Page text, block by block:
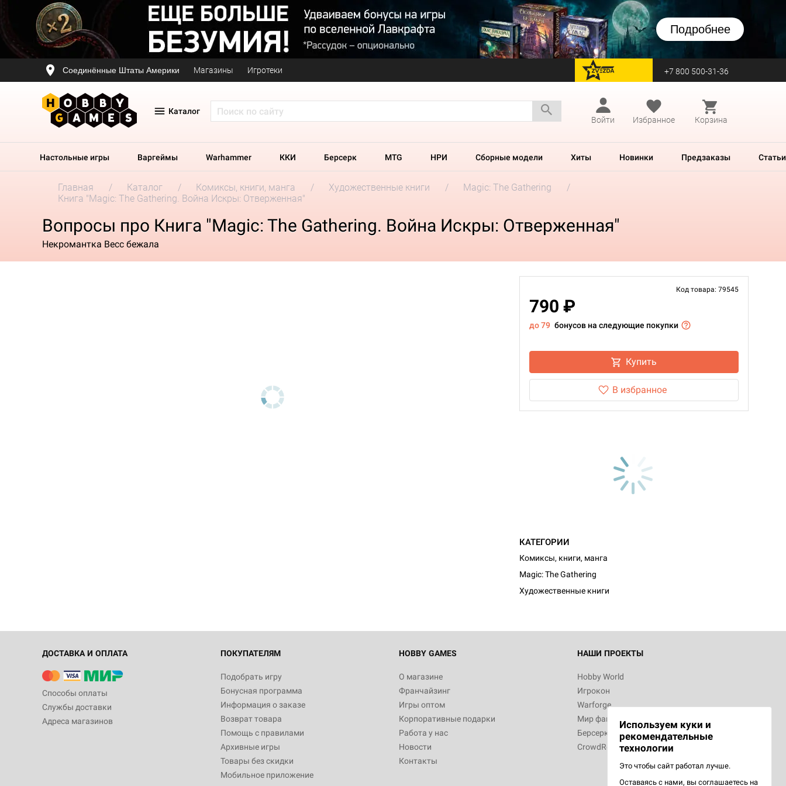
Подробнее
Соединённые Штаты Америки Магазины Игротеки перейти на Zvezda +7 800 500-31-36
Каталог
Войти
Избранное Корзина
Настольные игры Варгеймы Warhammer ККИ Берсерк MTG НРИ Сборные модели Хиты Новинки Предзаказы Статьи
Главная Каталог Комиксы, книги, манга Художественные книги
Magic: The Gathering
Книга "Magic: The Gathering. Война Искры: Отверженная"
Вопросы про Книга "Magic: The Gathering. Война Искры: Отверженная"
Некромантка Весс бежала
Код товара: 79545
790 ₽
до 79 бонусов на следующие покупки
Купить
В избранное
КАТЕГОРИИ
Комиксы, книги, манга
Magic: The Gathering
Художественные книги
ДОСТАВКА И ОПЛАТА
Способы оплаты
Службы доставки
Адреса магазинов
ПОКУПАТЕЛЯМ
Подобрать игру
Бонусная программа
Информация о заказе
Возврат товара
Помощь с правилами
Архивные игры
Товары без скидки
Мобильное приложение
HOBBY GAMES
О магазине
Франчайзинг
Игры оптом
Корпоративные подарки
Работа у нас
Новости
Контакты
НАШИ ПРОЕКТЫ
Hobby World
Игрокон
Warforge
Мир фантастики
Берсерк
CrowdRepublic
Используем куки и
рекомендательные
технологии
Это чтобы сайт работал лучше.
Оставаясь с нами, вы соглашаетесь на